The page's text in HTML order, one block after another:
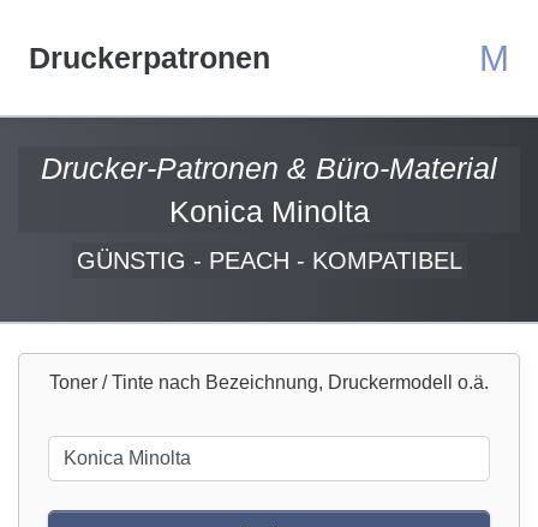
Druckerpatronen M
Drucker-Patronen & Büro-Material
Konica Minolta
GÜNSTIG - PEACH - KOMPATIBEL
Toner / Tinte nach Bezeichnung, Druckermodell o.ä.